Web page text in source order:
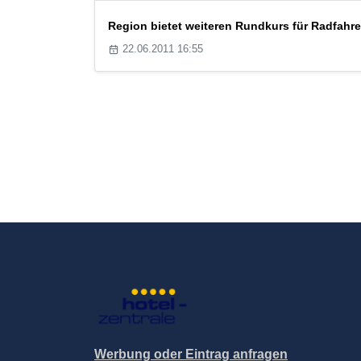
Region bietet weiteren Rundkurs für
22.06.2011 16:55
Werbung oder Eintrag anfragen